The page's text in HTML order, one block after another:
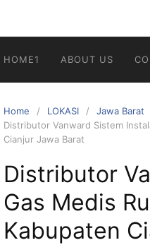
HOME1 ABOUT US
Home LOKASI Jawa Barat
Distributor Vanward Sistem
Cianjur Jawa Barat
Distributor
Gas Medis
Kabupaten